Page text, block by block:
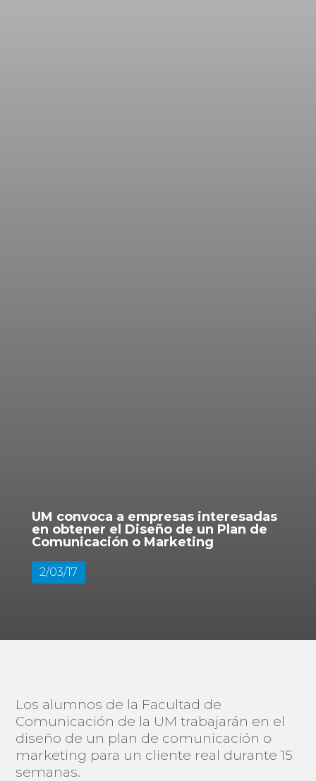
UM convoca a empresas interesadas
en obtener el Diseño de un Plan de
Comunicación o Marketing
2/03/17
Los alumnos de la Facultad de
Comunicación de la UM trabajarán en el
diseño de un plan de comunicación o
marketing para un cliente real durante 15
semanas.